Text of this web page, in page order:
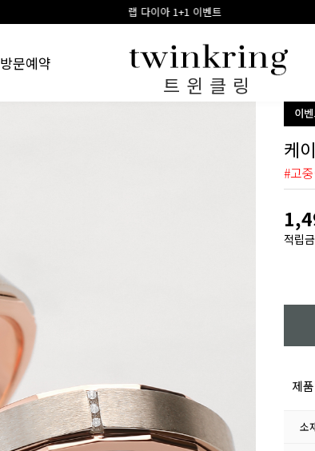
링게이
트윈클링
방문예약
케
#고
적립금
제
소